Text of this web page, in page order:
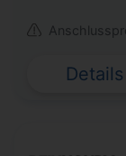
Details